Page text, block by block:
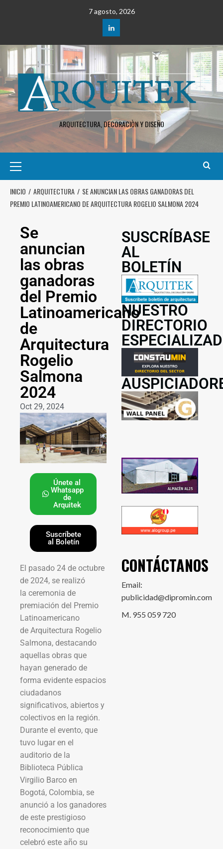
7 agosto, 2026
ARQUITECTURA, DECORACIÒN Y DISEÑO
INICIO ARQUITECTURA
SE ANUNCIAN LAS OBRAS GANADORAS DEL
PREMIO LATINOAMERICANO DE ARQUITECTURA ROGELIO SALMONA 2024
Se
anuncian
las obras
ganadoras
del Premio
Latinoamericano
de
Arquitectura
Rogelio
Salmona
2024
Oct 29, 2024
Únete al
Whatsapp
de
Arquitek
Suscríbete
al Boletín
El pasado 24 de octubre
de 2024, se realizó
la ceremonia de
premiación del Premio
Latinoamericano
de Arquitectura Rogelio
Salmona, destacando
aquellas obras que
hayan generado de
forma evidente espacios
ciudadanos
significativos, abiertos y
colectivos en la región.
Durante el evento, que
tuvo lugar en el
auditorio de la
Biblioteca Pública
Virgilio Barco en
Bogotá, Colombia, se
anunció a los ganadores
de este prestigioso
reconocimiento que
celebró este año su
SUSCRÍBASE
AL
BOLETÍN
NUESTRO
DIRECTORIO
CONTÁCTANOS
Email:
publicidad@dipromin.com
M. 955 059 720